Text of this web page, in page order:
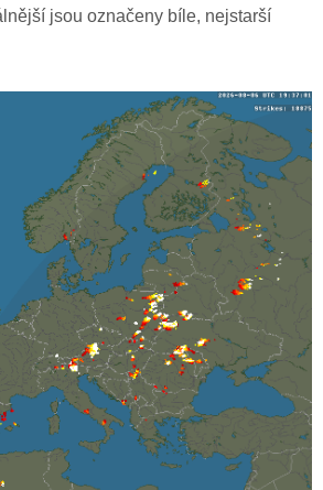
jsou označeny bíle, nejstarší